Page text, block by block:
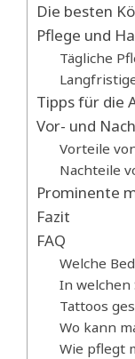
Die besten
Pflege und
Tägliche
Tipps für die
Vor- und
Vorteile
Nachteile
Prominente
Fazit
FAQ
Welche
In
Tattoos
Wo kann
Wie pflegt